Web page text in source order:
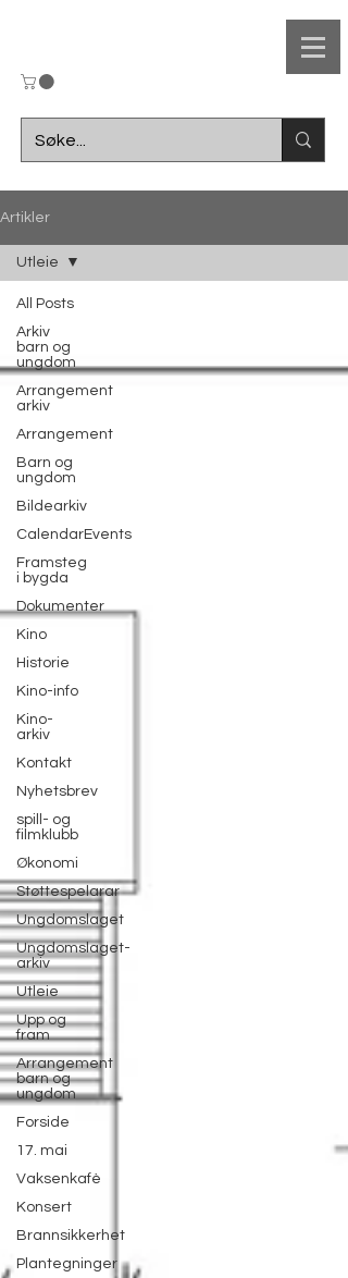
Fr
Artikler
All Posts
Arkiv
barn og
ungdom
Arrangement
arkiv
Arrangement
Barn og
ungdom
Bildearkiv
CalendarEvents
Framsteg
i bygda
Dokumenter
Kino
Historie
Kino-info
Kino-
arkiv
Kontakt
Nyhetsbrev
spill- og
filmklubb
Økonomi
Støttespelarar
Ungdomslaget
Ungdomslaget-
arkiv
Utleie
Upp og
fram
Arrangement
barn og
ungdom
Forside
17. mai
Vaksenkafè
Konsert
Brannsikkerhet
Plantegninger
Utleie